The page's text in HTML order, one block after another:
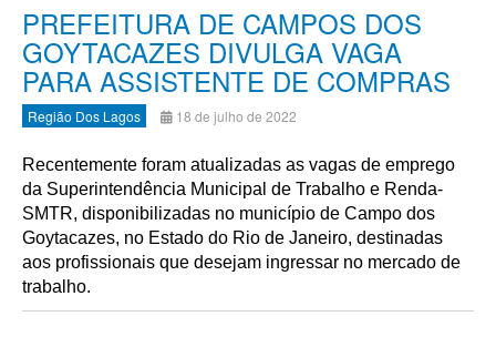
PREFEITURA DE CAMPOS DOS
GOYTACAZES DIVULGA VAGA
PARA ASSISTENTE DE COMPRAS
Região Dos Lagos 18 de julho de 2022
Recentemente foram atualizadas as vagas de emprego
da Superintendência Municipal de Trabalho e Renda-
SMTR, disponibilizadas no município de Campo dos
Goytacazes, no Estado do Rio de Janeiro, destinadas
aos profissionais que desejam ingressar no mercado de
trabalho.